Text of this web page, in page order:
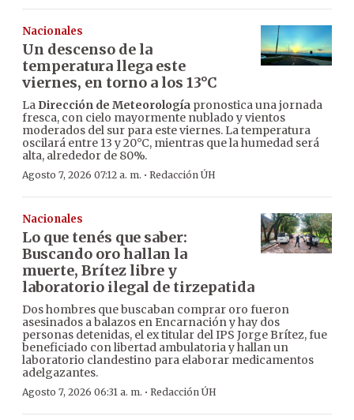
Nacionales
Un descenso de la
temperatura llega este
viernes, en torno a los 13°C
La Dirección de Meteorología pronostica una jornada
fresca, con cielo mayormente nublado y vientos
moderados del sur para este viernes. La temperatura
oscilará entre 13 y 20°C, mientras que la humedad será
alta, alrededor de 80%.
Agosto 7, 2026 07:12 a. m. · Redacción ÚH
Nacionales
Lo que tenés que saber:
Buscando oro hallan la
muerte, Brítez libre y
laboratorio ilegal de tirzepatida
Dos hombres que buscaban comprar oro fueron
asesinados a balazos en Encarnación y hay dos
personas detenidas, el ex titular del IPS Jorge Brítez, fue
beneficiado con libertad ambulatoria y hallan un
laboratorio clandestino para elaborar medicamentos
adelgazantes.
Agosto 7, 2026 06:31 a. m. · Redacción ÚH